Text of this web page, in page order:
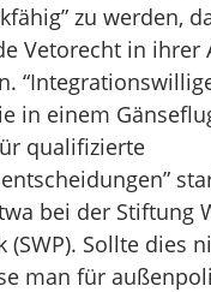
zu werden,
Vetorecht in ihrer
in einem
qualifizierte
bei der Stiftung
(SWP). Sollte dies
man für